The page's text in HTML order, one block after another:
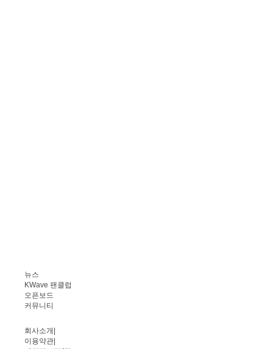
뉴스
KWave 팬클럽
오픈보드
커뮤니티
회사소개
이용약관